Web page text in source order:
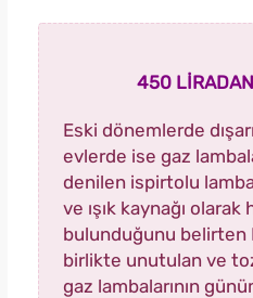
450
Eski dönemlerde
evlerde ise gaz
denilen ispirtolu
ve ışık kaynağı
bulunduğunu belirten
birlikte unutulan ve
gaz lambalarının